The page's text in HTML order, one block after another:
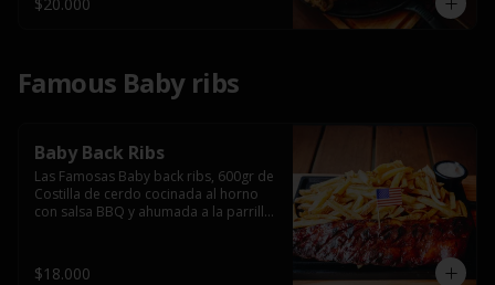
Famous Baby ribs
Baby Back Ribs
Las Famosas Baby back ribs, 600gr de
Costilla de cerdo cocinada al horno
con salsa BBQ y ahumada a la parrilla
$18.000